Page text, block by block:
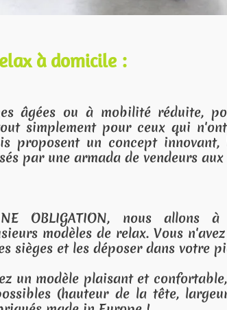
ceux qui aiment se faire
pas de temps à perdre, Les
des showrooms où vous
dents !
votre domicile pour vous
rien à faire : nous sommes 2
nous étudions les différentes
et hauteur de l'assise). Nos